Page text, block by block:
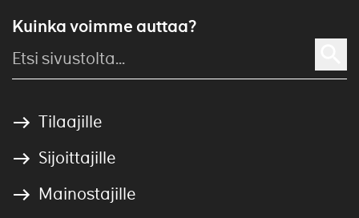
Kuinka voimme auttaa?
Tilaajille
Sijoittajille
Mainostajille